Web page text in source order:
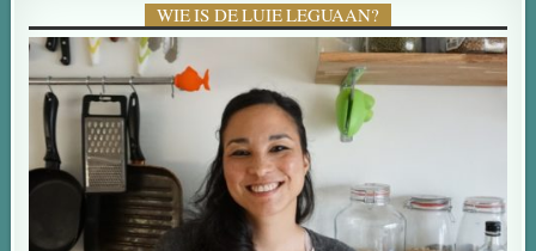
WIE IS DE LUIE LEGUAAN?